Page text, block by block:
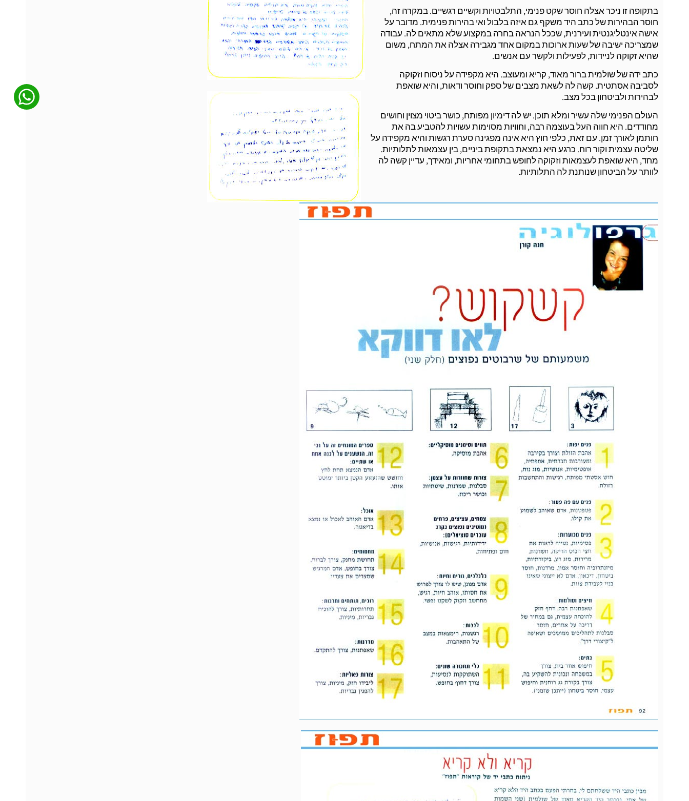
בתקופה זו ניכר אצלה חוסר שקט פנימי, התלבטויות וקשיים רגשיים. במקרה זה,
חוסר הבהירות של כתב היד משקף גם איזה בלבול ואי בהירות פנימית. מדובר על
אישה אינטליגנטית ועירנית, שככל הנראה בחרה במקצוע שלא מתאים לה. עבודה
שמצריכה ישיבה של שעות ארוכות במקום אחד מגבירה אצלה את המתח, משום
שהיא זקוקה לניידות, לפעילות ולקשר עם אנשים.
כתב ידה של שולמית ברור מאוד, קריא ומעוצב. היא מקפידה על ניסוח וזקוקה
לסביבה אסתטית. קשה לה לשאת מצבים של ספק וחוסר ודאות, והיא שואפת
לבהירות ולביטחון בכלמצב.
העולם הפנימי שלה עשיר ומלא תוכן. יש לה דימיון מפותח, כושר ביטוי מצוין וחושים
מחודדים. היא חווה העל בעוצמה רבה, וחוויות מסוימות עשויות להטביע בה את
חותמן לאורך זמן. עם זאת, כלפי חוץ היא אינה מפגינה סערת רגשות והיא מקפידה על
שליטה עצמית וקור רוח. כרגע היא נמצאת בתקופת ביניים, בין עצמאות לתלותיות.
מחד, היא שואפת לעצמאות וזקוקה לחופש בתחומי אחריות, ומאידך, עדיין קשה לה
לוותר על הביטחון שנותנת לה התלותיות.